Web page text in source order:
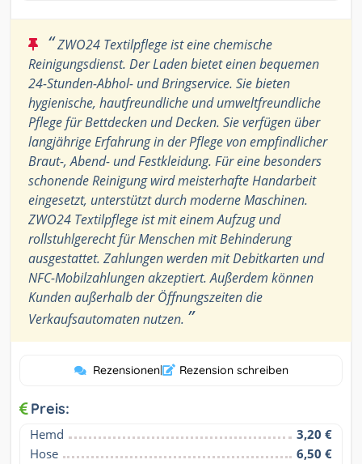
“ZWO24 Textilpflege ist eine chemische
Reinigungsdienst. Der Laden bietet einen bequemen
24-Stunden-Abhol- und Bringservice. Sie bieten
hygienische, hautfreundliche und umweltfreundliche
Pflege für Bettdecken und Decken. Sie verfügen über
langjährige Erfahrung in der Pflege von empfindlicher
Braut-, Abend- und Festkleidung. Für eine besonders
schonende Reinigung wird meisterhafte Handarbeit
eingesetzt, unterstützt durch moderne Maschinen.
ZWO24 Textilpflege ist mit einem Aufzug und
rollstuhlgerecht für Menschen mit Behinderung
ausgestattet. Zahlungen werden mit Debitkarten und
NFC-Mobilzahlungen akzeptiert. Außerdem können
Kunden außerhalb der Öffnungszeiten die
Verkaufsautomaten nutzen. ”
Rezensionen| Rezension schreiben
Preis:
Hemd
3,20 €
Hose
6,50 €